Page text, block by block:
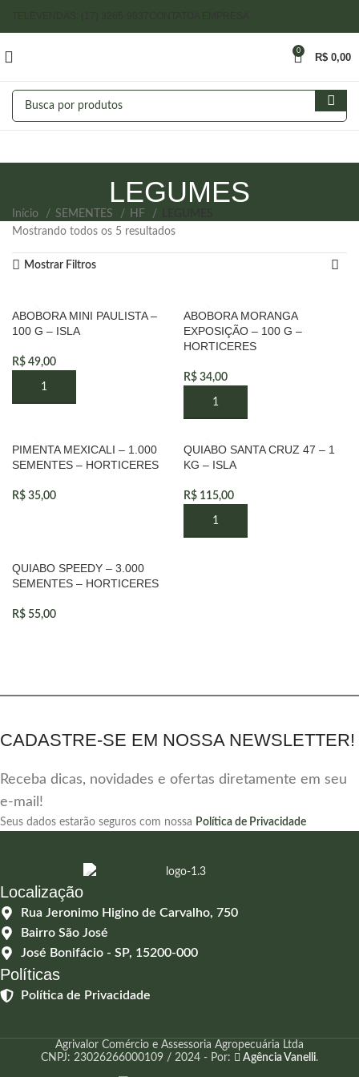
0 R$ 0,00
LEGUMES
Início SEMENTES HF
Mostrando todos os 5 resultados
Mostrar Filtros
ABOBORA MINI PAULISTA –
100 G – ISLA
R$ 49,00
ABOBORA MORANGA
EXPOSIÇÃO – 100 G –
HORTICERES
R$ 34,00
VENDIDOS
PIMENTA MEXICALI – 1.000
SEMENTES – HORTICERES
R$ 35,00
QUIABO SANTA CRUZ 47 – 1
KG – ISLA
R$ 115,00
VENDIDOS
QUIABO SPEEDY – 3.000
SEMENTES – HORTICERES
R$ 55,00
CADASTRE-SE EM NOSSA NEWSLETTER!
Receba dicas, novidades e ofertas diretamente em seu
e-mail!
Seus dados estarão seguros com nossa Política de Privacidade
Localização
Rua Jeronimo Higino de Carvalho, 750
Bairro São José
José Bonifácio - SP, 15200-000
Políticas
Política de Privacidade
Agrivalor Comércio e Assessoria Agropecuária Ltda
CNPJ: 23026266000109 / 2024 - Por:
Agência Vanelli.